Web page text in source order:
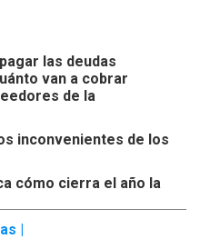
las deudas
van a cobrar
de la
inconvenientes de los
cómo cierra el año la
|